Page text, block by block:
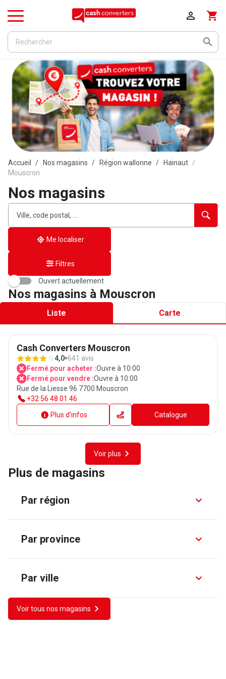

shopping_cart

Menu
Accueil Nos magasins Région wallonne
Hainaut
Mouscron
Nos magasins
Rechercher
Veuillez
renseigner
adresse
{{count}}
résultat(s)
Me localiser
Filtres
Ouvert actuellement
Nos magasins à Mouscron
Liste Carte
Cash Converters Mouscron
4,0 641 avis
Fermé pour acheter :Ouvre à 10:00
Fermé pour vendre :Ouvre à 10:00
Rue de la Liesse 96 7700 Mouscron
+32 56 48 01 46
Plus d'infos
Catalogue
Voir plus
Plus de magasins
Par région
Par province
Par ville
Voir tous nos magasins